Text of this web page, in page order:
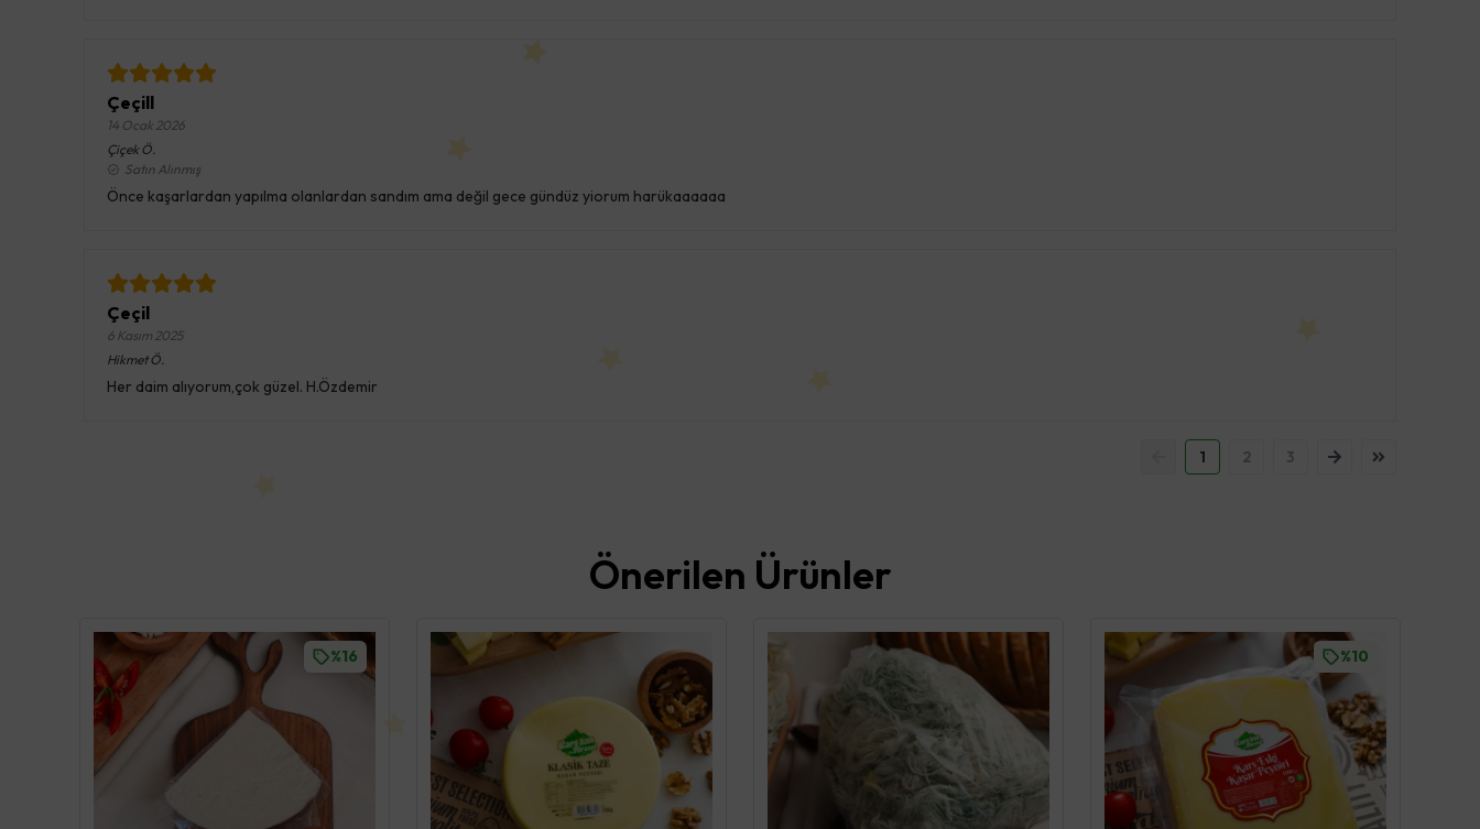
Çeçill
14 Ocak 2026
Çiçek Ö.
Satın Alınmış
Önce kaşarlardan yapılma olanlardan sandım ama değil gece gündüz yiorum harükaaaaaa
Çeçil
6 Kasım 2025
Hikmet Ö.
Her daim alıyorum,çok güzel. H.Özdemir
1 2 3
Önerilen Ürünler
%16 %10